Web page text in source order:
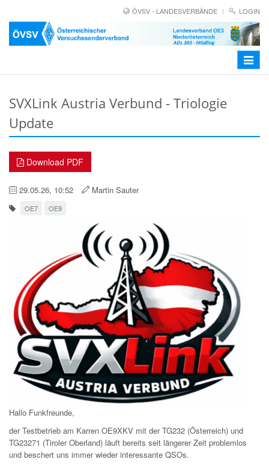
ÖVSV - LANDESVERBÄNDE LOGIN
Toggle
SVXLink Austria Verbund - Triologie
Update
Download PDF
29.05.26, 10:52 Martin Sauter
OE7 OE9
Hallo Funkfreunde,
der Testbetrieb am Karren OE9XKV mit der TG232 (Österreich) und
TG23271 (Tiroler Oberland) läuft bereits seit längerer Zeit problemlos
und beschert uns immer wieder interessante QSOs.